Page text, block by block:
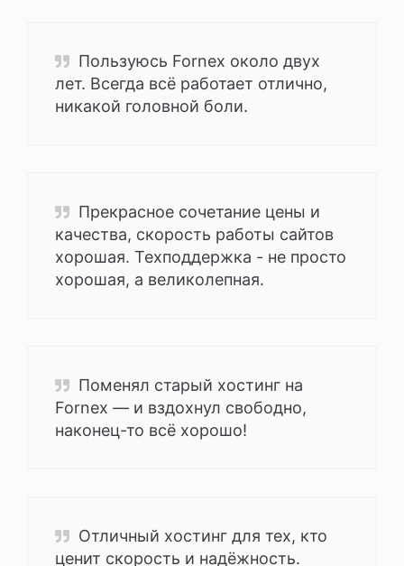
Пользуюсь Fornex около двух
лет. Всегда всё работает отлично,
никакой головной боли.
Прекрасное сочетание цены и
качества, скорость работы сайтов
хорошая. Техподдержка - не просто
хорошая, а великолепная.
Поменял старый хостинг на
Fornex — и вздохнул свободно,
наконец-то всё хорошо!
Отличный хостинг для тех, кто
ценит скорость и надёжность.